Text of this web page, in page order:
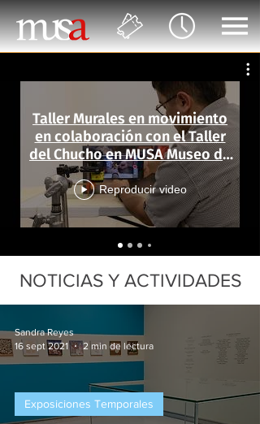
Taller Murales en movimiento
en colaboración con el Taller
del Chucho en MUSA Museo de
las Artes
Reproducir video
NOTICIAS Y ACTIVIDADES
Exposiciones Temporales
Sandra Reyes
16 sept 2021
2 min de lectura